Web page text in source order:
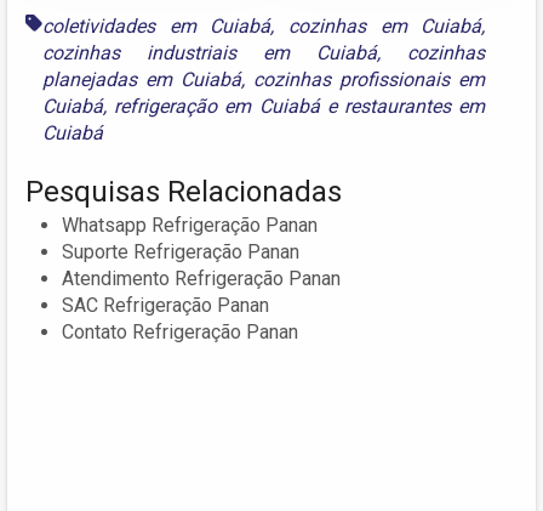
coletividades em Cuiabá, cozinhas em Cuiabá,
cozinhas industriais em Cuiabá, cozinhas
planejadas em Cuiabá, cozinhas profissionais em
Cuiabá, refrigeração em Cuiabáe restaurantes em
Cuiabá
Pesquisas Relacionadas
Whatsapp Refrigeração Panan
Suporte Refrigeração Panan
Atendimento Refrigeração Panan
SAC Refrigeração Panan
Contato Refrigeração Panan